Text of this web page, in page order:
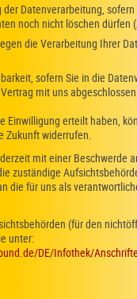
der Datenverarbeitung,
noch nicht löschen dürfen
die Verarbeitung Ihrer
sofern Sie in die
mit uns
Einwilligung erteilt haben,
Zukunft widerrufen.
mit einer Beschwerde
zuständige
die für uns als
(für den
unter:
DE/Infothek/